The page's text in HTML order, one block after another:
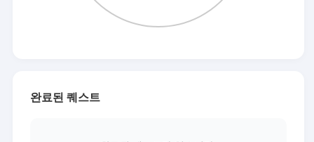
완료된 퀘스트